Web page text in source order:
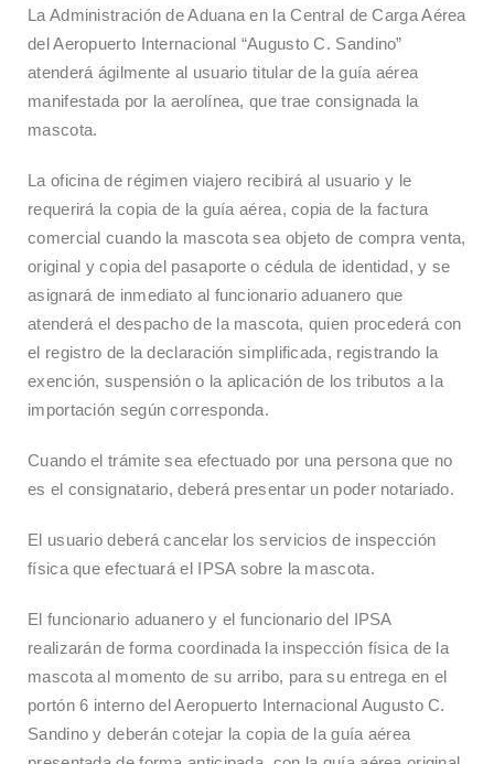
La Administración de Aduana en la Central de Carga Aérea
del Aeropuerto Internacional “Augusto C. Sandino”
atenderá ágilmente al usuario titular de la guía aérea
manifestada por la aerolínea, que trae consignada la
mascota.
La oficina de régimen viajero recibirá al usuario y le
requerirá la copia de la guía aérea, copia de la factura
comercial cuando la mascota sea objeto de compra venta,
original y copia del pasaporte o cédula de identidad, y se
asignará de inmediato al funcionario aduanero que
atenderá el despacho de la mascota, quien procederá con
el registro de la declaración simplificada, registrando la
exención, suspensión o la aplicación de los tributos a la
importación según corresponda.
Cuando el trámite sea efectuado por una persona que no
es el consignatario, deberá presentar un poder notariado.
El usuario deberá cancelar los servicios de inspección
física que efectuará el IPSA sobre la mascota.
El funcionario aduanero y el funcionario del IPSA
realizarán de forma coordinada la inspección física de la
mascota al momento de su arribo, para su entrega en el
portón 6 interno del Aeropuerto Internacional Augusto C.
Sandino y deberán cotejar la copia de la guía aérea